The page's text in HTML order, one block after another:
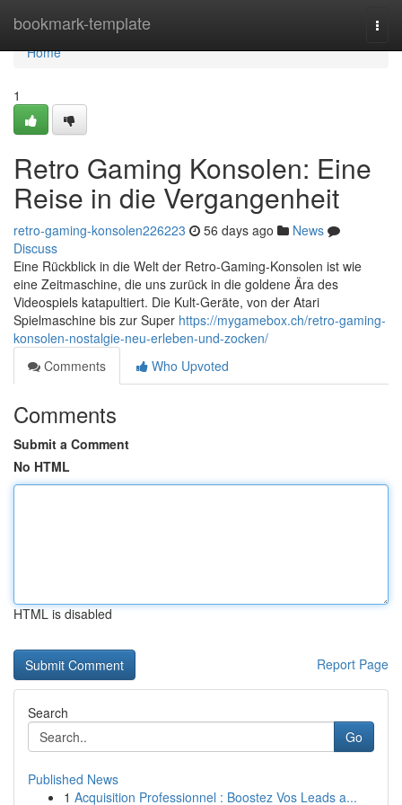
bookmark-template
Home
Home
1
Retro Gaming Konsolen: Eine
Reise in die Vergangenheit
retro-gaming-konsolen226223 56 days ago
News
Discuss
Eine Rückblick in die Welt der Retro-Gaming-Konsolen ist wie
eine Zeitmaschine, die uns zurück in die goldene Ära des
Videospiels katapultiert. Die Kult-Geräte, von der Atari
Spielmaschine bis zur Super https://mygamebox.ch/retro-gaming-
konsolen-nostalgie-neu-erleben-und-zocken/
Comments
Who Upvoted
Comments
Submit a Comment
No HTML
HTML is disabled
Report Page
Search
Go
Published News
1 Acquisition Professionnel : Boostez Vos Leads a...